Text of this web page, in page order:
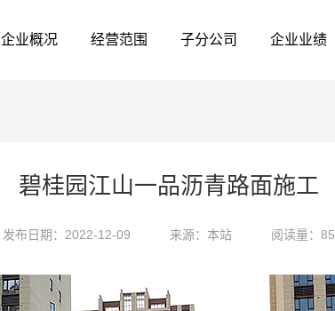
企业概况 经营范围 子分公司 企业业绩
碧桂园江山一品沥青路面施工
发布日期：2022-12-09 来源：本站 阅读量：85